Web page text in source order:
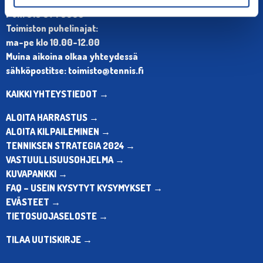
Puh. 010 574 3959
Toimiston puhelinajat:
ma-pe klo 10.00-12.00
Muina aikoina olkaa yhteydessä
sähköpostitse: toimisto@tennis.fi
KAIKKI YHTEYSTIEDOT →
ALOITA HARRASTUS →
ALOITA KILPAILEMINEN →
TENNIKSEN STRATEGIA 2024 →
VASTUULLISUUSOHJELMA →
KUVAPANKKI →
FAQ – USEIN KYSYTYT KYSYMYKSET →
EVÄSTEET →
TIETOSUOJASELOSTE →
TILAA UUTISKIRJE →